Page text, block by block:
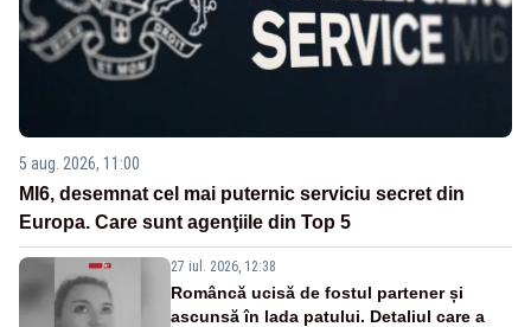
5 aug. 2026, 11:00
MI6, desemnat cel mai puternic serviciu secret din
Europa. Care sunt agenţiile din Top 5
27 iul. 2026, 12:38
Româncă ucisă de fostul partener și
ascunsă în lada patului. Detaliul care a